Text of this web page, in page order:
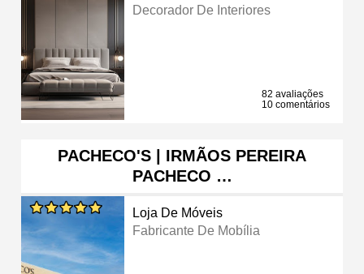
Decorador De Interiores
82 avaliações
10 comentários
PACHECO'S | IRMÃOS PEREIRA
PACHECO …
Loja De Móveis
Fabricante De Mobília